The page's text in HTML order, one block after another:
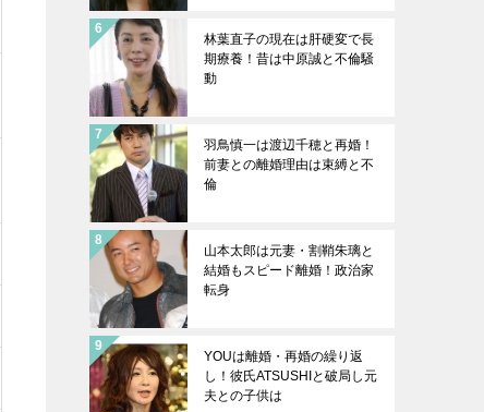
林葉直子の現在は肝硬変で長
期療養！昔は中原誠と不倫騒
動
羽鳥慎一は渡辺千穂と再婚！
前妻との離婚理由は束縛と不
倫
山本太郎は元妻・割鞘朱璃と
結婚もスピード離婚！政治家
転身
YOUは離婚・再婚の繰り返
し！彼氏ATSUSHIと破局し元
夫との子供は